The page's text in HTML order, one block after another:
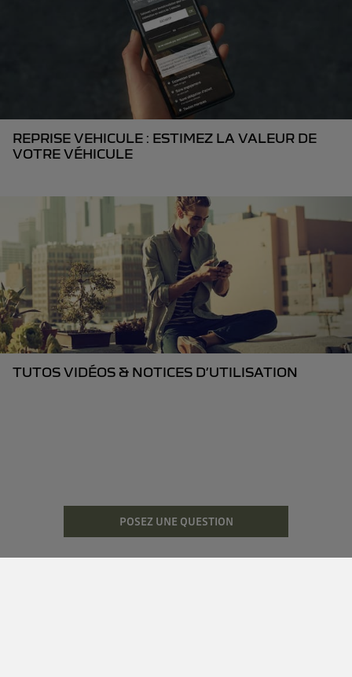
REPRISE VEHICULE : ESTIMEZ LA VALEUR DE
VOTRE VÉHICULE
TUTOS VIDÉOS & NOTICES D’UTILISATION
POSEZ UNE QUESTION